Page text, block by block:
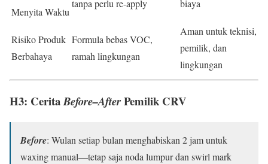
Menyita Waktu
tanpa perlu re-apply
biaya
Risiko Produk
Berbahaya
Formula bebas VOC,
ramah lingkungan
Aman untuk teknisi,
pemilik, dan
lingkungan
H3: CeritaBefore–AfterPemilik CRV
Before: Wulan setiap bulan menghabiskan 2 jam untuk
waxing manual—tetap saja noda lumpur dan swirl mark